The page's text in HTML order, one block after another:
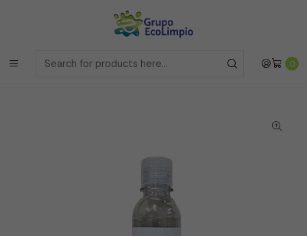
0
Envíos a la Region Metropolitana
compras antes de las 12 del medio día de
Envíos a todo Chilea traves de Bluexpress
Home Línea Médica y Estética
Gel Conductor de Ultrasonido Tapa Flip Top - 250 ml